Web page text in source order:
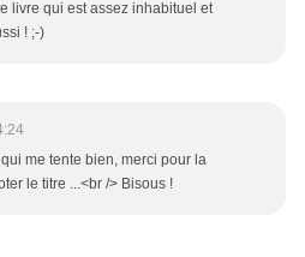
livre qui est assez inhabituel et
! ;-)
me tente bien, merci pour la
le titre ...<br /> Bisous !